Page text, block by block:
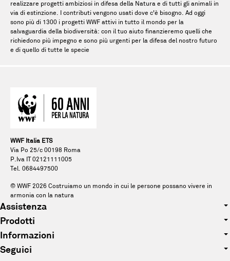
realizzare progetti ambiziosi in difesa della Natura e di tutti gli animali in
via di estinzione. I contributi vengono usati dove c'è bisogno. Ad oggi
sono più di 1300 i progetti WWF attivi in tutto il mondo per la
salvaguardia della biodiversità: con il tuo aiuto finanzieremo quelli che
richiedono più impegno e sono più urgenti per la difesa del nostro futuro
e di quello di tutte le specie
WWF Italia ETS
Via Po 25/c 00198 Roma
P.Iva IT 02121111005
Tel. 0684497500
© WWF 2026 Costruiamo un mondo in cui le persone possano vivere in
armonia con la natura
Assistenza
Tel. 0684497500
E-mail: pandagift@wwf.it
Prodotti
Abbigliamento
Accessori
Informazioni
Chi siamo
Seguici